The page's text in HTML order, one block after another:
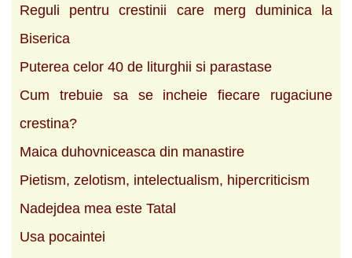
Reguli pentru crestinii care merg duminica la
Biserica
Puterea celor 40 de liturghii si parastase
Cum trebuie sa se incheie fiecare rugaciune
crestina?
Maica duhovniceasca din manastire
Pietism, zelotism, intelectualism, hipercriticism
Nadejdea mea este Tatal
Usa pocaintei